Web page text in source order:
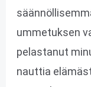
ummetuksen
pelastanut
nauttia